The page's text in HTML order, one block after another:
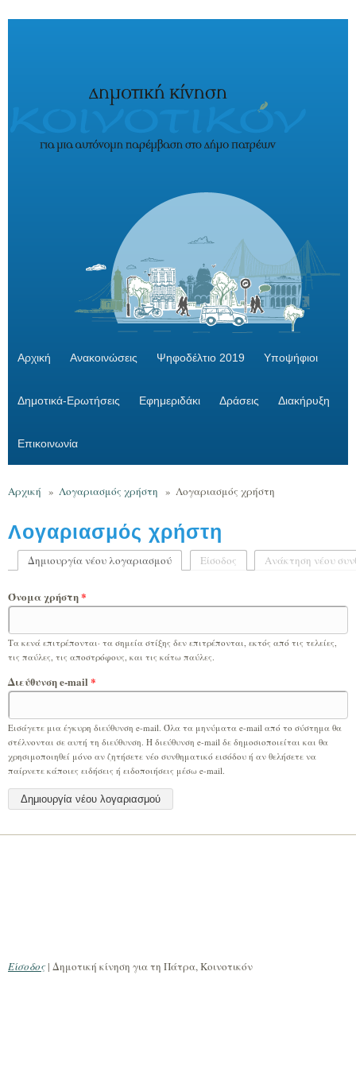
Αρχική Ανακοινώσεις Ψηφοδέλτιο 2019 Υποψήφιοι
Δημοτικά-Ερωτήσεις Εφημεριδάκι Δράσεις Διακήρυξη
Επικοινωνία
Αρχική » Λογαριασμός χρήστη » Λογαριασμός χρήστη
Λογαριασμός χρήστη
Δημιουργία νέου λογαριασμού (ενεργή καρτέλα)
Είσοδος Ανάκτηση νέου
Όνομα χρήστη*
Τα κενά επιτρέπονται· τα σημεία στίξης δεν επιτρέπονται, εκτός από τις τελείες,
τις παύλες, τις αποστρόφους, και τις κάτω παύλες.
Διεύθυνση e-mail *
Εισάγετε μια έγκυρη διεύθυνση e-mail. Όλα τα μηνύματα e-mail από το σύστημα θα
στέλνονται σε αυτή τη διεύθυνση. Η διεύθυνση e-mail δε δημοσιοποιείται και θα
χρησιμοποιηθεί μόνο αν ζητήσετε νέο συνθηματικό εισόδου ή αν θελήσετε να
παίρνετε κάποιες ειδήσεις ή ειδοποιήσεις μέσω e-mail.
Είσοδος| Δημοτική κίνηση για τη Πάτρα, Κοινοτικόν